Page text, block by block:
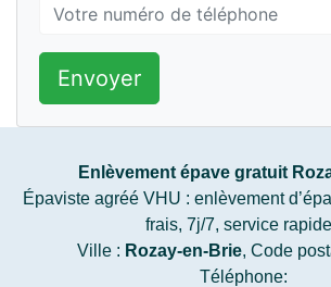
Envoyer
Enlèvement épave gratuit
Épaviste agréé VHU : enlèvement
frais, 7j/7, service
Ville : Rozay-en-Brie, Code
Téléphone: